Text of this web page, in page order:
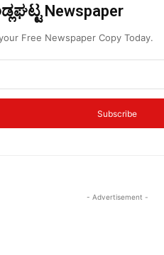
Newspaper
Free Newspaper Copy Today.
Subscribe
- Advertisement -